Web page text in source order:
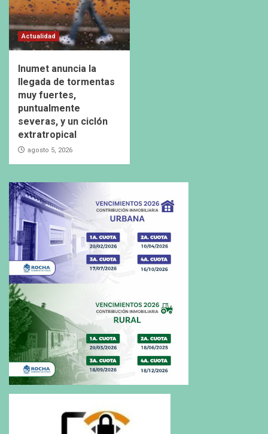
Actualidad
Inumet anuncia la
llegada de tormentas
muy fuertes,
puntualmente
severas, y un ciclón
extratropical
agosto 5, 2026